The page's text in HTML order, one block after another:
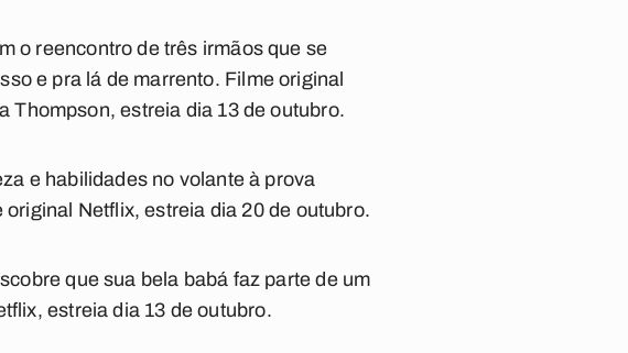
o reencontro de três irmãos que se
e pra lá de marrento. Filme original
Thompson, estreia dia 13 de outubro.
e habilidades no volante à prova
Netflix, estreia dia 20 de outubro.
que sua bela babá faz parte de um
estreia dia 13 de outubro.